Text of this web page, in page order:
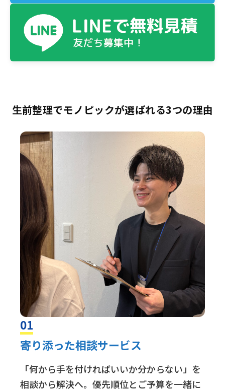
生前整理でモノピックが選ばれる3つの理由
01
寄り添った相談サービス
「何から手を付ければいいか分からない」を
相談から解決へ。優先順位とご予算を一緒に